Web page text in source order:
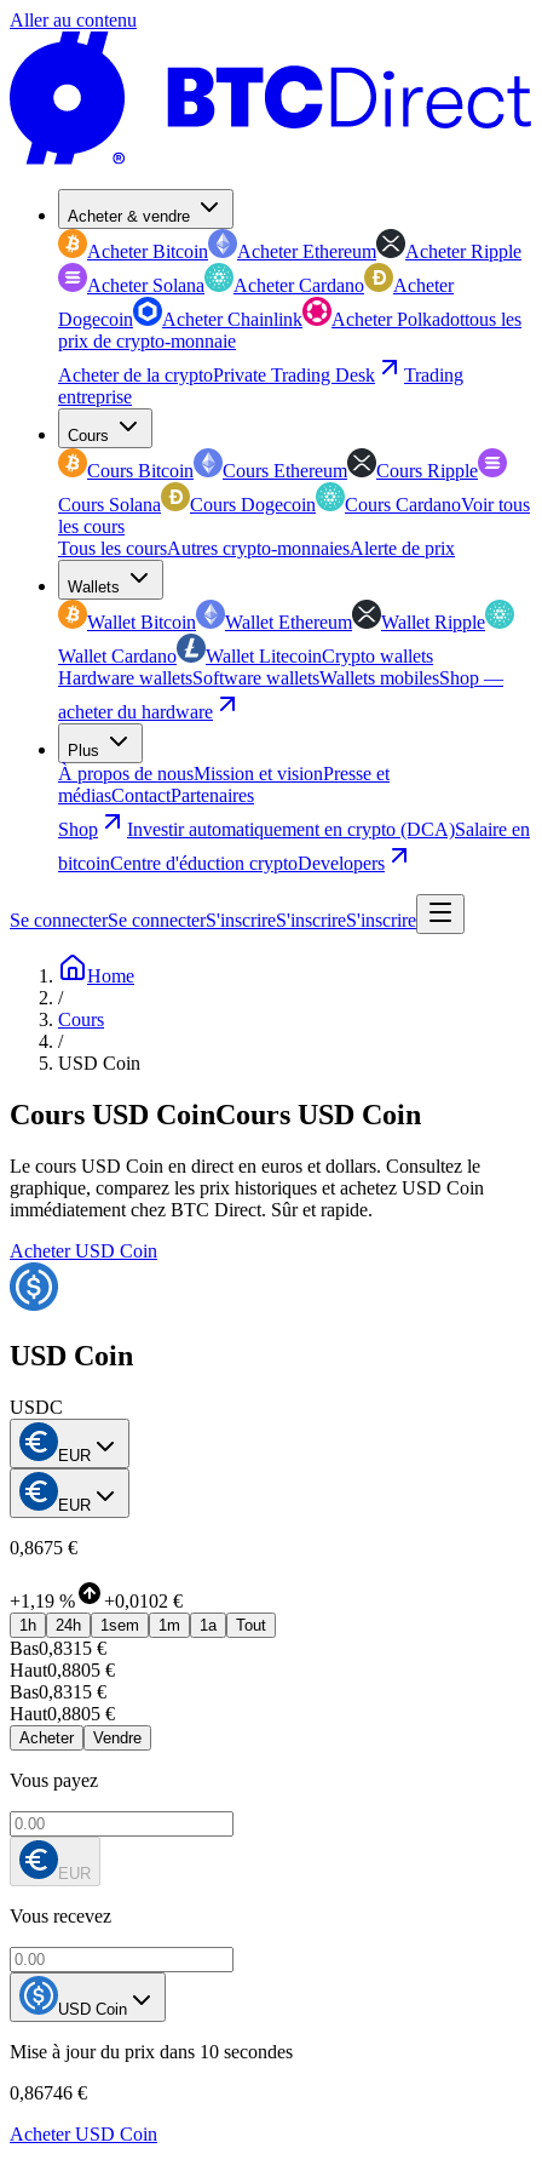
Aller au contenu
Acheter & vendre
Acheter Bitcoin Acheter Ethereum
Acheter Ripple
Acheter Solana
Acheter Cardano
Acheter
Dogecoin
Acheter Chainlink Acheter Polkadottous les
prix de crypto-monnaie
Acheter de la cryptoPrivate Trading Desk
Trading
entreprise
Cours
Cours Bitcoin Cours Ethereum
Cours Ripple
Cours Solana
Cours Dogecoin Cours CardanoVoir tous
les cours
Tous les coursAutres crypto-monnaiesAlerte de prix
Wallets
Wallet Bitcoin Wallet Ethereum
Wallet Ripple
Wallet Cardano
Wallet LitecoinCrypto wallets
Hardware walletsSoftware walletsWallets mobilesShop —
acheter du hardware
Plus
À propos de nousMission et visionPresse et
médiasContactPartenaires
Shop
Investir automatiquement en crypto (DCA)Salaire en
bitcoinCentre d'éduction cryptoDevelopers
Se connecterSe connecterS'inscrireS'inscrireS'inscrire
Home
/
Cours
/
USD Coin
Cours USD CoinCours USD Coin
Le cours USD Coin en direct en euros et dollars. Consultez le
graphique, comparez les prix historiques et achetez USD Coin
immédiatement chez BTC Direct. Sûr et rapide.
Acheter USD Coin
USD Coin
USDC
EUR
EUR
0,8675 €
+1,19 % +0,0102 €
1h 24h 1sem 1m 1a Tout
Bas0,8315 €
Haut0,8805 €
Bas0,8315 €
Haut0,8805 €
Acheter Vendre
Vous payez
EUR
Vous recevez
USD Coin
Mise à jour du prix dans 10 secondes
0,86746 €
Acheter USD Coin